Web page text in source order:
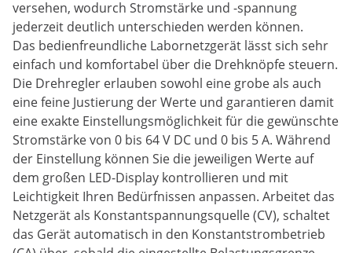
versehen, wodurch Stromstärke und -spannung
jederzeit deutlich unterschieden werden können.
Das bedienfreundliche Labornetzgerät lässt sich sehr
einfach und komfortabel über die Drehknöpfe steuern.
Die Drehregler erlauben sowohl eine grobe als auch
eine feine Justierung der Werte und garantieren damit
eine exakte Einstellungsmöglichkeit für die gewünschte
Stromstärke von 0 bis 64 V DC und 0 bis 5 A. Während
der Einstellung können Sie die jeweiligen Werte auf
dem großen LED-Display kontrollieren und mit
Leichtigkeit Ihren Bedürfnissen anpassen. Arbeitet das
Netzgerät als Konstantspannungsquelle (CV), schaltet
das Gerät automatisch in den Konstantstrombetrieb